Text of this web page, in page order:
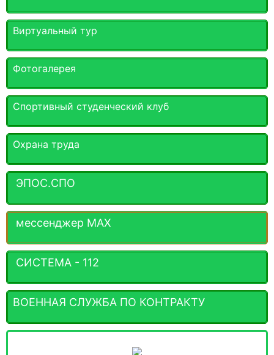
Виртуальный тур
Фотогалерея
Спортивный студенческий клуб
Охрана труда
ЭПОС.СПО
мессенджер MАХ
СИСТЕМА - 112
ВОЕННАЯ СЛУЖБА ПО КОНТРАКТУ